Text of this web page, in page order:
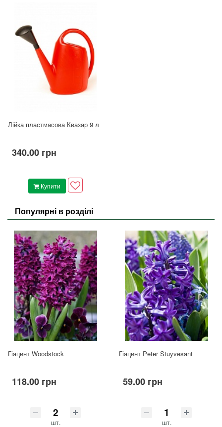
Лійка пластмасова Квазар 9 л
340.00 грн
Купити
Популярні в розділі
Гіацинт Woodstock
118.00 грн
шт.
Гіацинт Peter Stuyvesant
59.00 грн
шт.